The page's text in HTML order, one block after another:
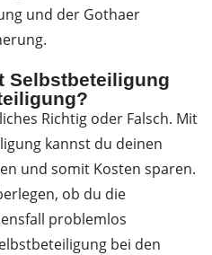
und der Gothaer
Selbstbeteiligung
Richtig oder Falsch. Mit
kannst du deinen
und somit Kosten sparen.
ob du die
problemlos
bei den